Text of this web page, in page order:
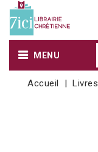
MENU
Accueil Livres